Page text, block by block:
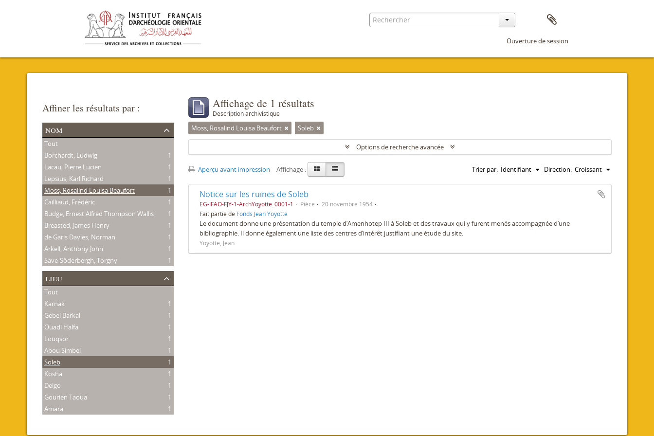
Ouverture de session
Affiner les résultats par :
nom
Tout
Borchardt, Ludwig
1
Lacau, Pierre Lucien
1
Lepsius, Karl Richard
1
Moss, Rosalind Louisa Beaufort
1
Cailliaud, Frédéric
1
Budge, Ernest Alfred Thompson Wallis
1
Breasted, James Henry
1
de Garis Davies, Norman
1
Arkell, Anthony John
1
Säve-Söderbergh, Torgny
1
lieu
Tout
Karnak
1
Gebel Barkal
1
Ouadi Halfa
1
Louqsor
1
Abou Simbel
1
Soleb
1
Kosha
1
Delgo
1
Gourien Taoua
1
Amara
1
Affichage de 1 résultats
Description archivistique
Moss, Rosalind Louisa Beaufort Soleb
Options de recherche avancée
Aperçu avant impression Affichage : Trier par: Identifiant Direction: Croissant
Notice sur les ruines de Soleb
EG-IFAO-FJY-1-ArchYoyotte_0001-1 Pièce
20 novembre 1954
Fait partie de Fonds Jean Yoyotte
Le document donne une présentation du temple d’Amenhotep III à Soleb et des travaux qui y furent menés accompagnée d’une
bibliographie. Il donne également une liste des centres d’intérêt justifiant une étude du site.
Yoyotte, Jean